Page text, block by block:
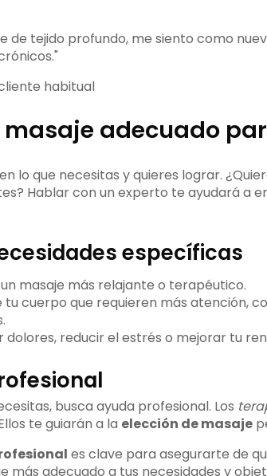
de tejido profundo, me siento como
habitual
masaje adecuado
lo que necesitas y quieres lograr.
Hablar con un experto te ayudará a
específicas
masaje más relajante o terapéutico.
tu cuerpo que requieren más atención,
dolores, reducir el estrés o mejorar tu
busca ayuda profesional. Los
te guiarán a la elección de masaje
es clave para asegurarte de
más adecuado a tus necesidades y